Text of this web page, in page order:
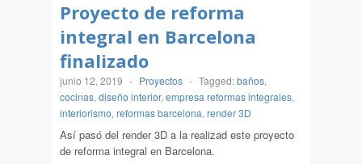
Proyecto de reforma
integral en Barcelona
finalizado
junio 12, 2019 - Proyectos - Tagged:baños,
cocinas, diseño interior, empresa reformas integrales,
interiorismo, reformas barcelona, render 3D
Así pasó del render 3D a la realizad este proyecto
de reforma integral en Barcelona.